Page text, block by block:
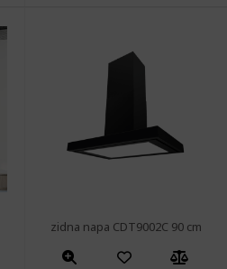
zidna napa CDT9002C 90 cm